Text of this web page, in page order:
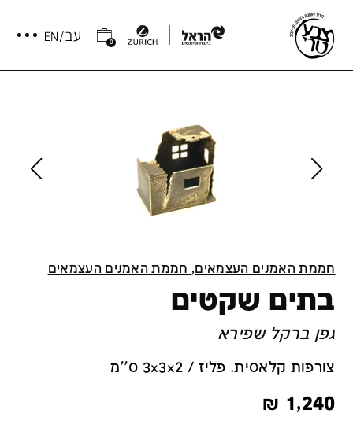
0
חממת האמנים העצמאים, חממת האמנים העצמאים
בתים שקטים
גפן ברקל שפירא
צורפות קלאסית. פליז / 3x3x2 ס''מ
1,240
₪